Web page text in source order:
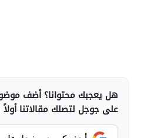
هل يعجبك محتوانا؟ أضف
على جوجل لتصلك مقالاتنا